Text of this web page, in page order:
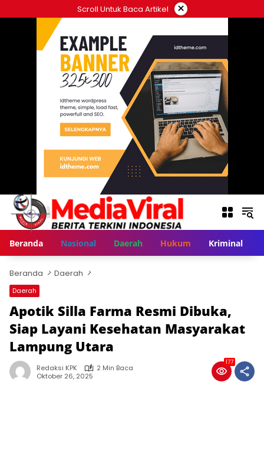
ke
Scroll Untuk Baca Artikel ×
Beranda Nasional Daerah Hukum Kriminal
Beranda Daerah
Daerah
Apotik Silla Farma Resmi Dibuka,
Siap Layani Kesehatan Masyarakat
Lampung Utara
Redaksi KPK
2 Min Baca
Oktober 26, 2025
177